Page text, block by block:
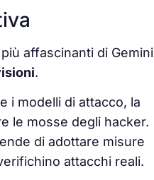
affascinanti di
.
i modelli di attacco, la
le mosse degli hacker.
di adottare misure
attacchi reali.